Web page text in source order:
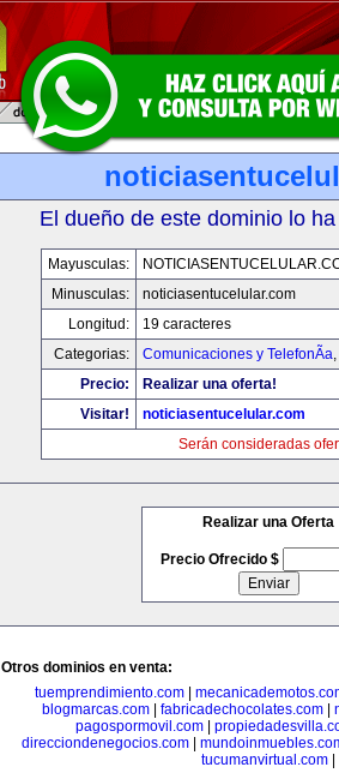
El dueño de este dominio lo
Mayusculas:
Minusculas:
noticiasentucelular.com
Longitud:
19 caracteres
Categorias:
Comunicaciones y TelefonÃ­a,
Precio:
Realizar una oferta!
Visitar!
noticiasentucelular.com
Serán consideradas
Realizar una Oferta
Precio Ofrecido $
Otros dominios en venta:
tuemprendimiento.com
blogmarcas.com
fabricadechocolates.com
pagospormovil.com
direcciondenegocios.com
tucumanvirtual.com